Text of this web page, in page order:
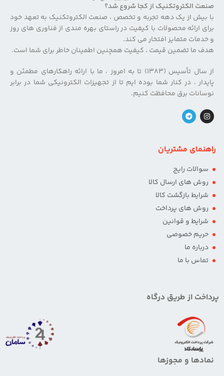
صنعت الکتروتکنیک از کجا شروع شد؟
با بیش از یک دهه تجربه و تخصص ، صنعت الکتروتکنیک به تعهد خود
برای ارائه محصولات با کیفیت در راستای بهره مندی از فناوری های روز
و خدمات متمایز افتخار می کند.
هدف ما تضمین قیمت ، کیفیت همچنین اطمینان خاطر برای شما است.
از سال تأسیس (۱۳۸۳) تا به امروز ، ما با ارائه راهکارهای مطمئن و
پایدار ، در کنار شما بوده ایم تا از تجهیزات الکترونیکی شما در برابر
نوسانات برق محافظت کنیم.
راهنمای مشتریان
سوالات رایج
روش های ارسال کالا
شرایط بازگشت کالا
روش های پرداخت
شرایط و قوانین
حریم خصوصی
درباره ما
تماس با ما
پرداخت از طریق درگاه
نمادها و مجوزها